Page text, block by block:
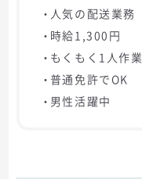
・人気の配送業務
・時給1,300円
・もくもく1人作業
・普通免許でOK
・男性活躍中